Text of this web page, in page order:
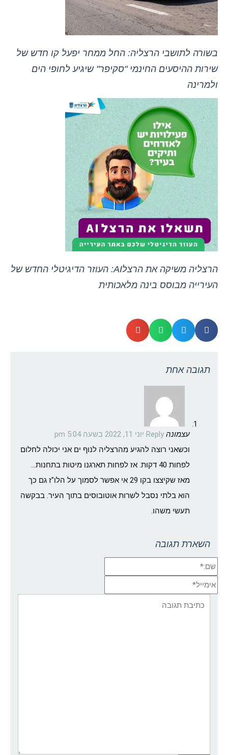
בשורה לתושבי הרצליה: החל ממחר יפעל קו חדש של
שירות ההיסעים החינמי "סקיפר" שיגיע לחופי הים
ולמרינה
הרצליה משיקה את הרצלAI: העוזר הדיגיטלי החדש של
העירייה מבוסס בינה מלאכותית
תגובה אחת
עצמונה Reply יוני 11, 2022 בשעה 5:04 pm
וכשאני רוצה להגיע מהרצליה לנוף ים אני יכולה לחלום
לפחות 40 דקות. אז לפחות תארגנו מיטות בתחנות…
מאז שקיצצו בקו 29 אי אפשר לסמוך על הלו"ז גם כך
הוא בלתי נסבל לשרות אוטובוסים בתוך העיר. בבקשה
תעשי משהו.
השארת תגובה
שם:*
אימייל*
אתר:תגובה